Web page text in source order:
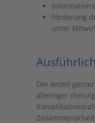
Förderung
unter
Der Anteil
alleiniger